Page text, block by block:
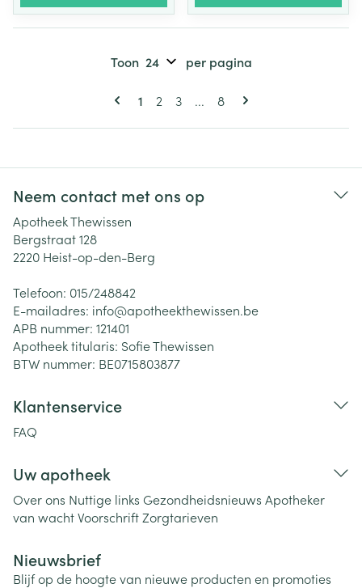
Pagina's
U lees momenteel pagina
1 Pagina
2 Pagina
3 ... Pagina
8
Toon per pagina
Neem contact met ons op
Apotheek Thewissen
Bergstraat 128
2220 Heist-op-den-Berg
Telefoon: 015/248842
E-mailadres: info@apotheekthewissen.be
APB nummer: 121401
Apotheek titularis: Sofie Thewissen
BTW nummer: BE0715803877
Klantenservice
FAQ
Uw apotheek
Over ons Nuttige links Gezondheidsnieuws Apotheker
van wachtVoorschriftZorgtarieven
Nieuwsbrief
Blijf op de hoogte van nieuwe producten en promoties